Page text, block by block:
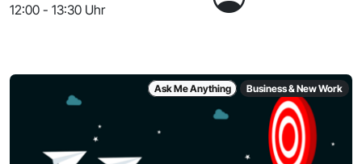
12:00 - 13:30 Uhr
Ask Me Anything Business & New Work